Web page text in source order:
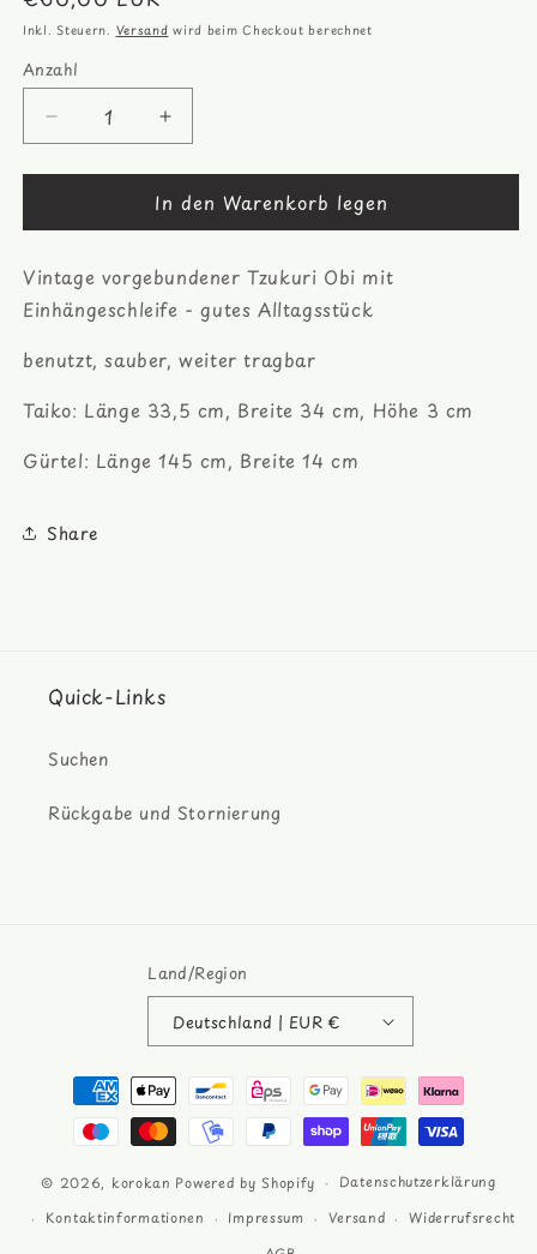
Preis
Inkl. Steuern. Versand wird beim Checkout berechnet
Anzahl
Anzahl
Verringere
die
Menge
Shibori
Tzukure
zweiteiliger
Erhöhe
die
Menge
für
Shibori
Tzukure
zweiteiliger
In den Warenkorb legen
Vintage vorgebundener Tzukuri Obi mit
Einhängeschleife - gutes Alltagsstück
benutzt, sauber, weiter tragbar
Taiko: Länge 33,5 cm, Breite 34 cm, Höhe 3 cm
Gürtel: Länge 145 cm, Breite 14 cm
Share
Quick-Links
Suchen
Rückgabe und Stornierung
Land/Region
Deutschland | EUR €
Zahlungsmethoden
© 2026, korokan Powered by Shopify
Datenschutzerklärung
Kontaktinformationen
Impressum Versand
Widerrufsrecht